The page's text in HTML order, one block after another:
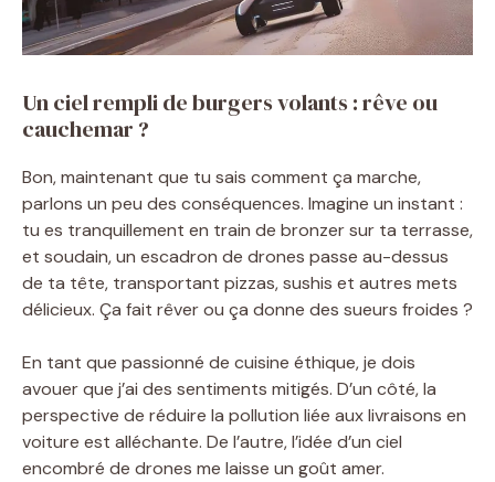
Un ciel rempli de burgers volants : rêve ou
cauchemar ?
Bon, maintenant que tu sais comment ça marche,
parlons un peu des conséquences. Imagine un instant :
tu es tranquillement en train de bronzer sur ta terrasse,
et soudain, un escadron de drones passe au-dessus
de ta tête, transportant pizzas, sushis et autres mets
délicieux. Ça fait rêver ou ça donne des sueurs froides ?
En tant que passionné de cuisine éthique, je dois
avouer que j’ai des sentiments mitigés. D’un côté, la
perspective de réduire la pollution liée aux livraisons en
voiture est alléchante. De l’autre, l’idée d’un ciel
encombré de drones me laisse un goût amer.